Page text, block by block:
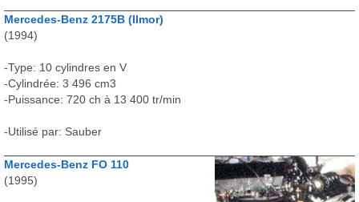
Mercedes-Benz 2175B (Ilmor)
(1994)
-Type: 10 cylindres en V
-Cylindrée: 3 496 cm3
-Puissance: 720 ch à 13 400 tr/min
-Utilisé par: Sauber
Mercedes-Benz FO 110
(1995)